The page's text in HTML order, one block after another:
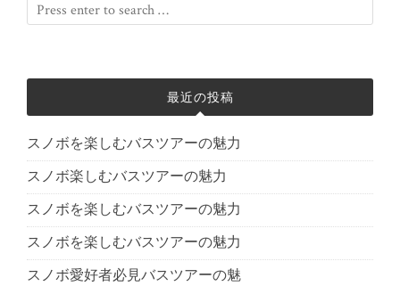
最近の投稿
スノボを楽しむバスツアーの魅力
スノボ楽しむバスツアーの魅力
スノボを楽しむバスツアーの魅力
スノボを楽しむバスツアーの魅力
スノボ愛好者必見バスツアーの魅